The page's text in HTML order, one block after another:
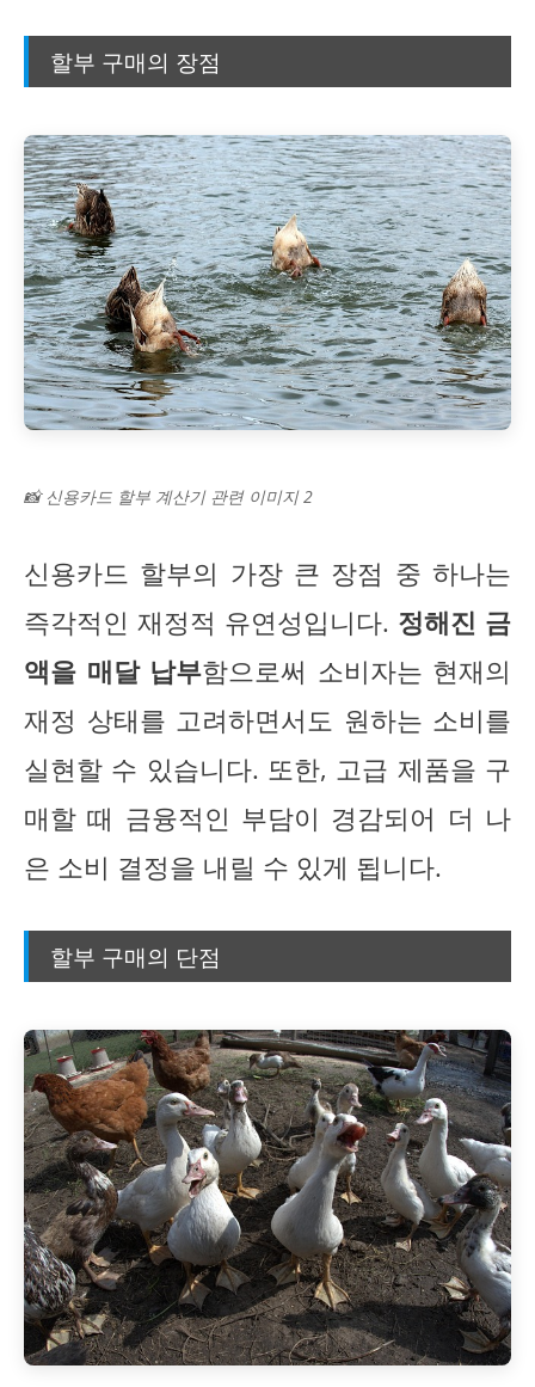
할부 구매의 장점
📸 신용카드 할부 계산기 관련 이미지 2
신용카드 할부의 가장 큰 장점 중 하나는
즉각적인 재정적 유연성입니다. 정해진 금
액을 매달 납부함으로써 소비자는 현재의
재정 상태를 고려하면서도 원하는 소비를
실현할 수 있습니다. 또한, 고급 제품을 구
매할 때 금융적인 부담이 경감되어 더 나
은 소비 결정을 내릴 수 있게 됩니다.
할부 구매의 단점